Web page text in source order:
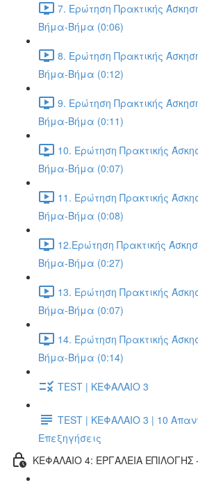
7. Ερώτηση Πρακτικής
Βήμα-Βήμα (0:06)
8. Ερώτηση Πρακτικής
Βήμα-Βήμα (0:12)
9. Ερώτηση Πρακτικής
Βήμα-Βήμα (0:11)
10. Ερώτηση Πρακτικής
Βήμα-Βήμα (0:07)
11. Ερώτηση Πρακτικής
Βήμα-Βήμα (0:08)
12.Ερώτηση Πρακτικής
Βήμα-Βήμα (0:27)
13. Ερώτηση Πρακτικής
Βήμα-Βήμα (0:07)
14. Ερώτηση Πρακτικής
Βήμα-Βήμα (0:14)
TEST | ΚΕΦΑΛΑΙΟ 3
TEST | ΚΕΦΑΛΑΙΟ 3 | 10
Επεξηγήσεις
ΚΕΦΑΛΑΙΟ 4: ΕΡΓΑΛΕΙΑ ΕΠΙΛΟΓΗΣ -